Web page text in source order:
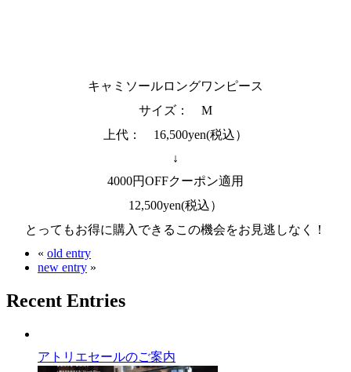
キャミソールロングワンピース
サイズ： M
上代： 16,500yen(税込）
↓
4000円OFFクーポン適用
12,500yen(税込）
とってもお得に購入できるこの機会をお見逃しなく！
« old entry
new entry »
Recent Entries
アトリエセールのご案内